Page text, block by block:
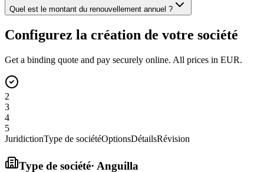
Quel est le montant du renouvellement annuel ?
Configurez la création de votre société
Get a binding quote and pay securely online. All prices in EUR.
2
3
4
5
JuridictionType de sociétéOptionsDétailsRévision
Type de société· Anguilla